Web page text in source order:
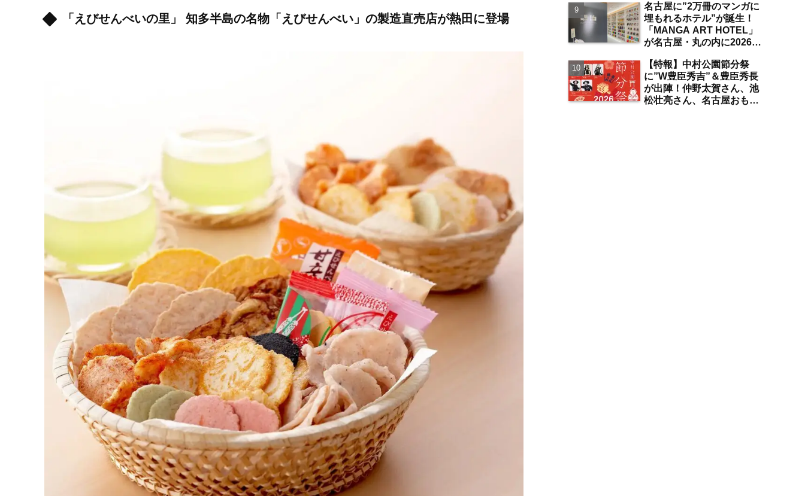
「えびせんべいの里」 知多半島の名物「えびせんべい」の製造直売店が熱田に登場
供 食べ放題の夏ブロンコ
ビュッフェにも注目【名古
屋発】
名古屋に”2万冊のマンガに
埋もれるホテル”が誕生！
「MANGA ART HOTEL」
が名古屋・丸の内に2026年
材で分かった新ホテルの注
目ポイントは？【丸の内／
独自取材】
【特報】中村公園節分祭
に”W豊臣秀吉”＆豊臣秀長
が出陣！仲野太賀さん、池
松壮亮さん、名古屋おもて